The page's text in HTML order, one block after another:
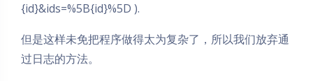
{id}&ids=%5B{id}%5D ).
但是这样未免把程序做得太为复杂了，所以我们放弃通
过日志的方法。